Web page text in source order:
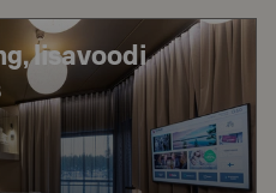
lisavoodi